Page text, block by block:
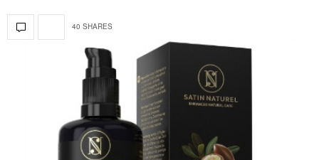
40 SHARES